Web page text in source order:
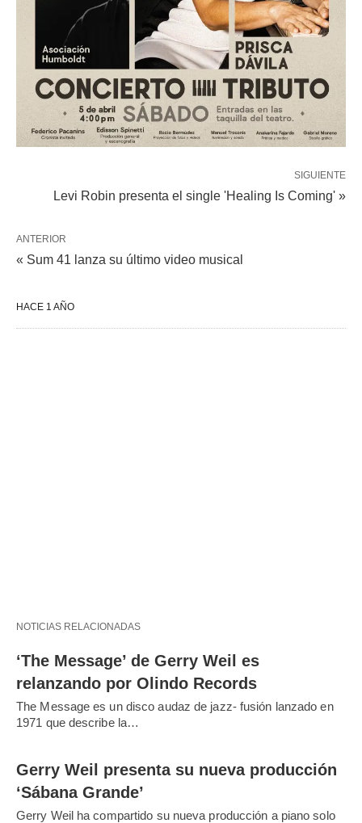
SIGUIENTE
Levi Robin presenta el single 'Healing Is Coming' »
ANTERIOR
« Sum 41 lanza su último video musical
HACE 1 AÑO
NOTICIAS RELACIONADAS
‘The Message’ de Gerry Weil es
relanzando por Olindo Records
The Message es un disco audaz de jazz- fusión lanzado en
1971 que describe la…
Gerry Weil presenta su nueva producción
‘Sábana Grande’
Gerry Weil ha compartido su nueva producción a piano solo